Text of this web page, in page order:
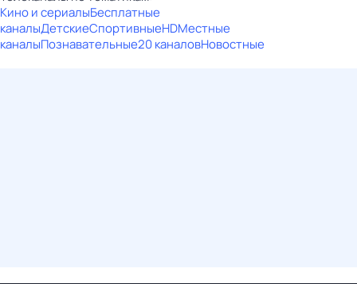
Кино и сериалыБесплатные
каналыДетскиеСпортивныеHDМестные
каналыПознавательные20 каналовНовостные